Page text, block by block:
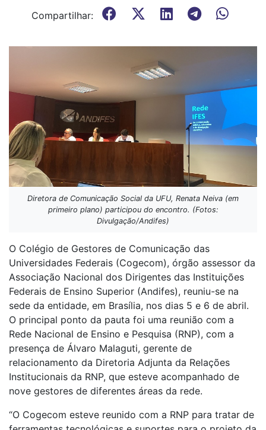
Compartilhar:
Diretora de Comunicação Social da UFU, Renata Neiva (em
primeiro plano) participou do encontro. (Fotos:
Divulgação/Andifes)
O Colégio de Gestores de Comunicação das
Universidades Federais (Cogecom), órgão assessor da
Associação Nacional dos Dirigentes das Instituições
Federais de Ensino Superior (Andifes), reuniu-se na
sede da entidade, em Brasília, nos dias 5 e 6 de abril.
O principal ponto da pauta foi uma reunião com a
Rede Nacional de Ensino e Pesquisa (RNP), com a
presença de Álvaro Malaguti, gerente de
relacionamento da Diretoria Adjunta da Relações
Institucionais da RNP, que esteve acompanhado de
nove gestores de diferentes áreas da rede.
“O Cogecom esteve reunido com a RNP para tratar de